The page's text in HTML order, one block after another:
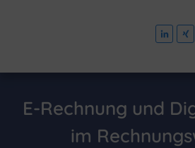
E-Rechnung und
im